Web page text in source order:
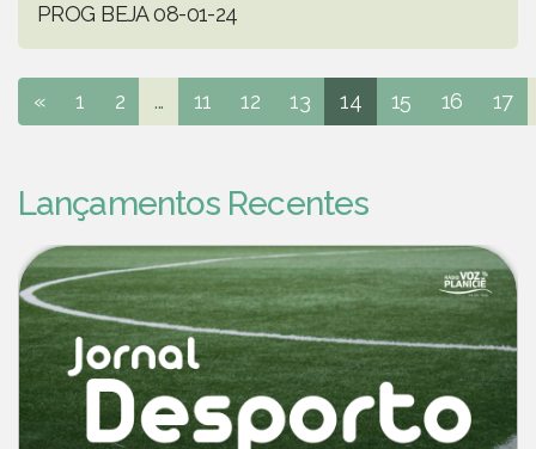
PROG BEJA 08-01-24
« 1 2 ... 11 12 13 14 15 16 17
Lançamentos Recentes